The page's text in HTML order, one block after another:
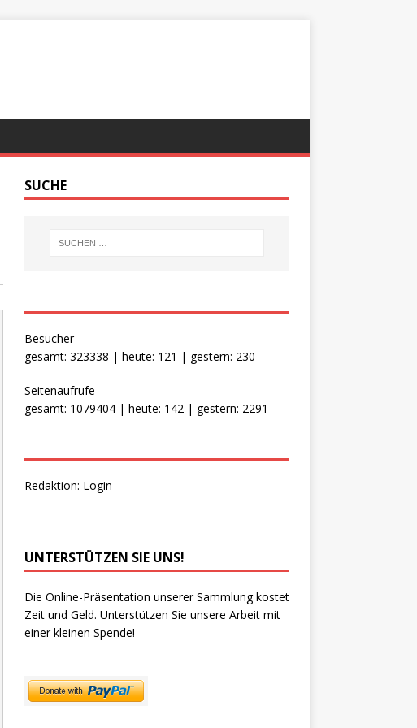
SUCHE
Besucher
gesamt: 323338 | heute: 121 | gestern: 230
Seitenaufrufe
gesamt: 1079404 | heute: 142 | gestern: 2291
Redaktion: Login
UNTERSTÜTZEN SIE UNS!
Die Online-Präsentation unserer Sammlung kostet
Zeit und Geld. Unterstützen Sie unsere Arbeit mit
einer kleinen Spende!